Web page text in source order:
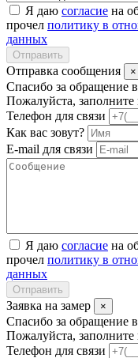
Я даю согласие на
прочел политику в
данных
Отправить
Отправка сообщения ×
Спасибо за обращение
Пожалуйста, заполните
Телефон для связи
Как вас зовут?
E-mail для связи
Я даю согласие на
прочел политику в
данных
Отправить
Заявка на замер ×
Спасибо за обращение
Пожалуйста, заполните
Телефон для связи